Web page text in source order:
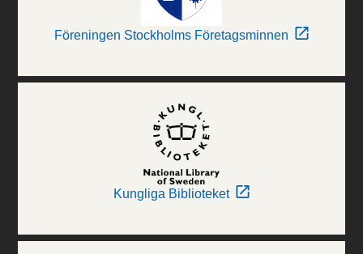
Föreningen Stockholms Företagsminnen
Kungliga Biblioteket